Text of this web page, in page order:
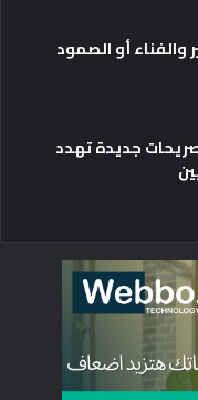
والفناء أو الصمود
جديدة تهدد